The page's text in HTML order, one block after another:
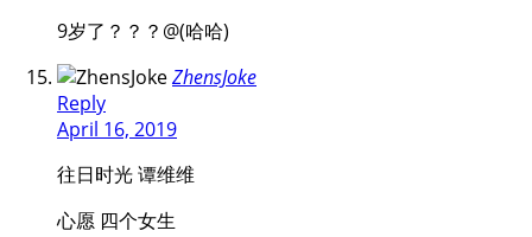
9岁了？？？@(哈哈)
ZhensJoke
Reply
April 16, 2019
往日时光 谭维维
心愿 四个女生